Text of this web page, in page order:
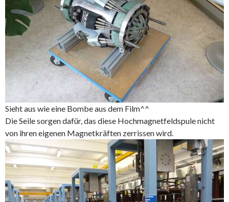
Sieht aus wie eine Bombe aus dem Film^^
Die Seile sorgen dafür, das diese Hochmagnetfeldspule nicht
von ihren eigenen Magnetkräften zerrissen wird.